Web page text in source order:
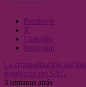
Facebook
X
LinkedIn
Instagram
La criminalización del
regulación del SAG
3 semanas atrás